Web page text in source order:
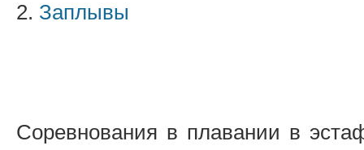
2. Заплывы
Соревнования в плавании в